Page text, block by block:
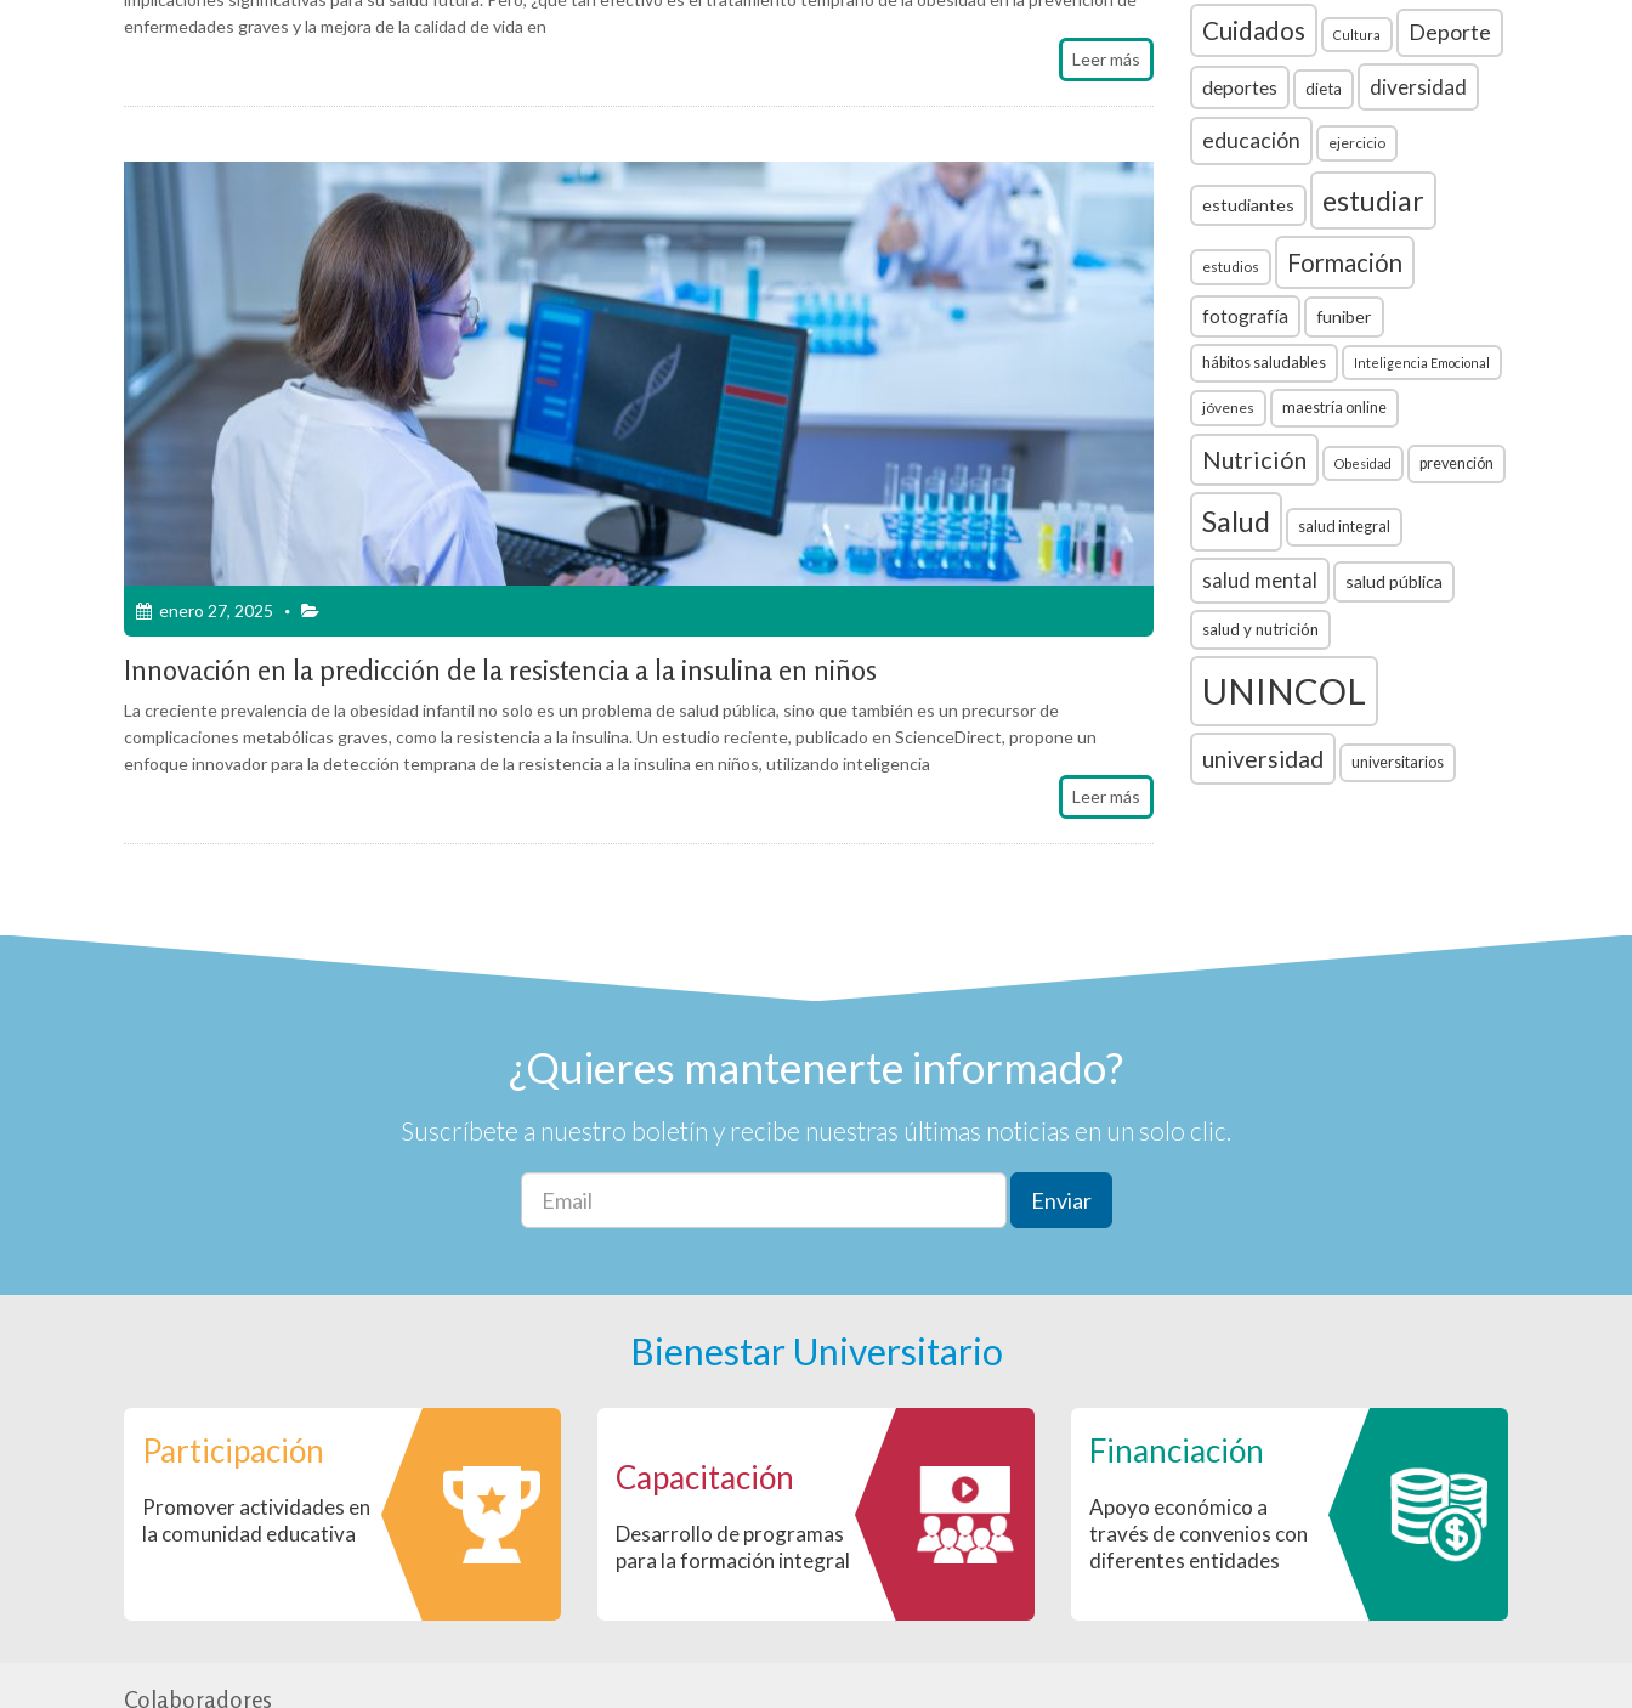
enfermedades graves y la mejora de la calidad de vida en
Leer más
enero 27, 2025
Innovación en la predicción de la resistencia a la insulina en niños
La creciente prevalencia de la obesidad infantil no solo es un problema de salud pública, sino que también es un precursor de
complicaciones metabólicas graves, como la resistencia a la insulina. Un estudio reciente, publicado en ScienceDirect, propone un
enfoque innovador para la detección temprana de la resistencia a la insulina en niños, utilizando inteligencia
Leer más
Cuidados Cultura Deporte
deportes dieta diversidad
educación ejercicio
estudiantes estudiar
estudios Formación
fotografía funiber
hábitos saludables Inteligencia Emocional
jóvenes maestría online
Nutrición Obesidad prevención
Salud salud integral
salud mental salud pública
salud y nutrición
UNINCOL
universidad universitarios
¿Quieres mantenerte informado?
Suscríbete a nuestro boletín y recibe nuestras últimas noticias en un solo clic.
Enviar
Bienestar Universitario
Participación
Promover actividades en
la comunidad educativa
Capacitación
Desarrollo de programas
para la formación integral
Financiación
Apoyo económico a
través de convenios con
diferentes entidades
Colaboradores